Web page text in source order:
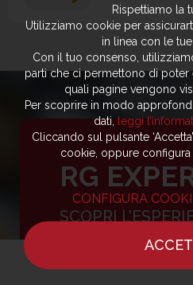
RG
SCOPRI
Rispettiamo la
Utilizziamo cookie per
in linea con le
Con il tuo consenso,
parti che ci permettono di poter
quali pagine vengono
Per scoprire in modo
dati,
leggi
Cliccando sul pulsante
cookie, oppure
CONFIGURA